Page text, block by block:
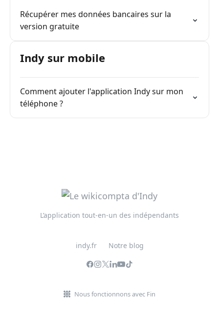
Récupérer mes données bancaires sur la
version gratuite
Indy sur mobile
Comment ajouter l'application Indy sur mon
téléphone ?
L’application tout-en-un des indépendants
indy.fr Notre blog
Nous fonctionnons avec Fin